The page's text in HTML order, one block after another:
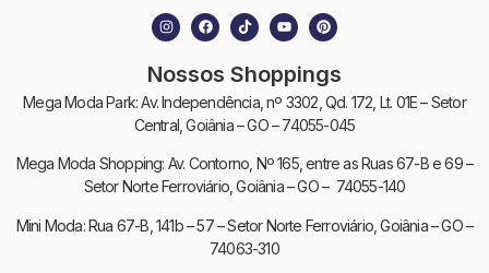
Nossos Shoppings
Mega Moda Park: Av. Independência, nº 3302, Qd. 172, Lt. 01E – Setor
Central, Goiânia – GO – 74055-045
Mega Moda Shopping: Av. Contorno, Nº 165, entre as Ruas 67-B e 69 –
Setor Norte Ferroviário, Goiânia – GO – 74055-140
Mini Moda: Rua 67-B, 141b – 57 – Setor Norte Ferroviário, Goiânia – GO –
74063-310